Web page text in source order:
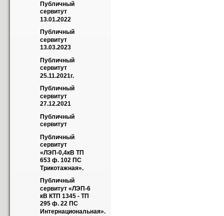
Публичный
сервитут
13.01.2022
Публичный
сервитут
13.03.2023
Публичный
сервитут
25.11.2021г.
Публичный
сервитут
27.12.2021
Публичный
сервитут
Публичный
сервитут
«ЛЭП-0,4кВ ТП
653 ф. 102 ПС
Трикотажная».
Публичный
сервитут «ЛЭП-6
кВ КТП 1345 - ТП
295 ф. 22 ПС
Интернациональная».